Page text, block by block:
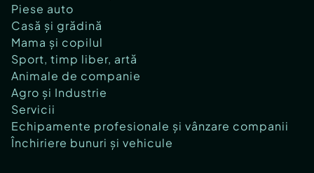
Piese auto
Casă și grădină
Mama și copilul
Sport, timp liber, artă
Animale de companie
Agro și Industrie
Servicii
Echipamente profesionale și vânzare companii
Închiriere bunuri și vehicule